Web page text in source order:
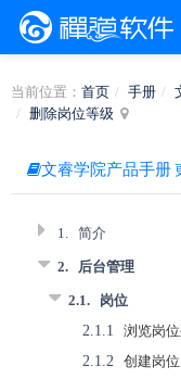
当前位置： 首页 手册
删除岗位等级
文睿学院产品手册
1. 简介
2. 后台管理
2.1.
岗位
2.1.1
浏览岗
2.1.2 创建岗位